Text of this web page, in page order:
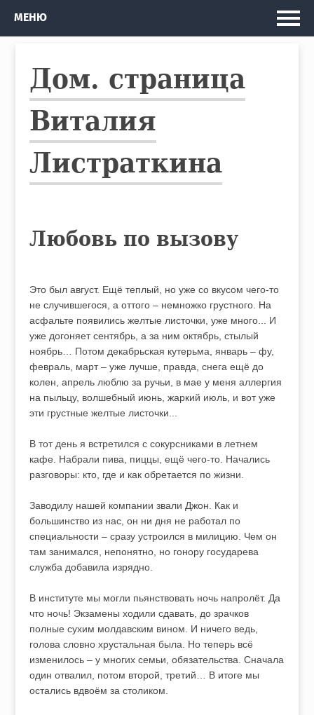
Рассказы и Повести
Изданные книги
Автобус
Кто я
МЕНЮ
Дом. страница
Виталия
Листраткина
Любовь по вызову
Это был август. Ещё теплый, но уже со вкусом чего-то
не случившегося, а оттого – немножко грустного. На
асфальте появились желтые листочки, уже много... И
уже догоняет сентябрь, а за ним октябрь, стылый
ноябрь… Потом декабрьская кутерьма, январь – фу,
февраль, март – уже лучше, правда, снега ещё до
колен, апрель люблю за ручьи, в мае у меня аллергия
на пыльцу, волшебный июнь, жаркий июль, и вот уже
эти грустные желтые листочки...
В тот день я встретился с сокурсниками в летнем
кафе. Набрали пива, пиццы, ещё чего-то. Начались
разговоры: кто, где и как обретается по жизни.
Заводилу нашей компании звали Джон. Как и
большинство из нас, он ни дня не работал по
специальности – сразу устроился в милицию. Чем он
там занимался, непонятно, но гонору государева
служба добавила изрядно.
В институте мы могли пьянствовать ночь напролёт. Да
что ночь! Экзамены ходили сдавать, до зрачков
полные сухим молдавским вином. И ничего ведь,
голова словно хрустальная была. Но теперь всё
изменилось – у многих семьи, обязательства. Сначала
один отвалил, потом второй, третий… В итоге мы
остались вдвоём за столиком.